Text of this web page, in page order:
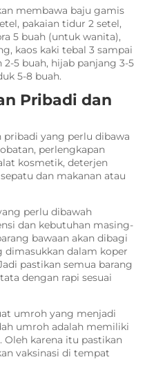
membawa baju gamis
pakaian tidur 2 setel,
5 buah (untuk wanita),
kaos kaki tebal 3 sampai
2-5 buah, hijab panjang 3-5
5-8 buah.
Pribadi dan
pribadi yang perlu dibawa
perlengkapan
kosmetik, deterjen
dan makanan atau
perlu dibawah
dan kebutuhan masing-
bawaan akan dibagi
dimasukkan dalam koper
pastikan semua barang
dengan rapi sesuai
umroh yang menjadi
umroh adalah memiliki
karena itu pastikan
vaksinasi di tempat